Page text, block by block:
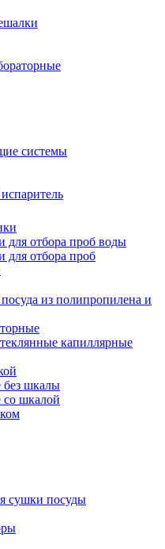
системы
для отбора проб воды
для отбора проб
из полипропилена и
капиллярные
без шкалы
со шкалой
сушки посуды